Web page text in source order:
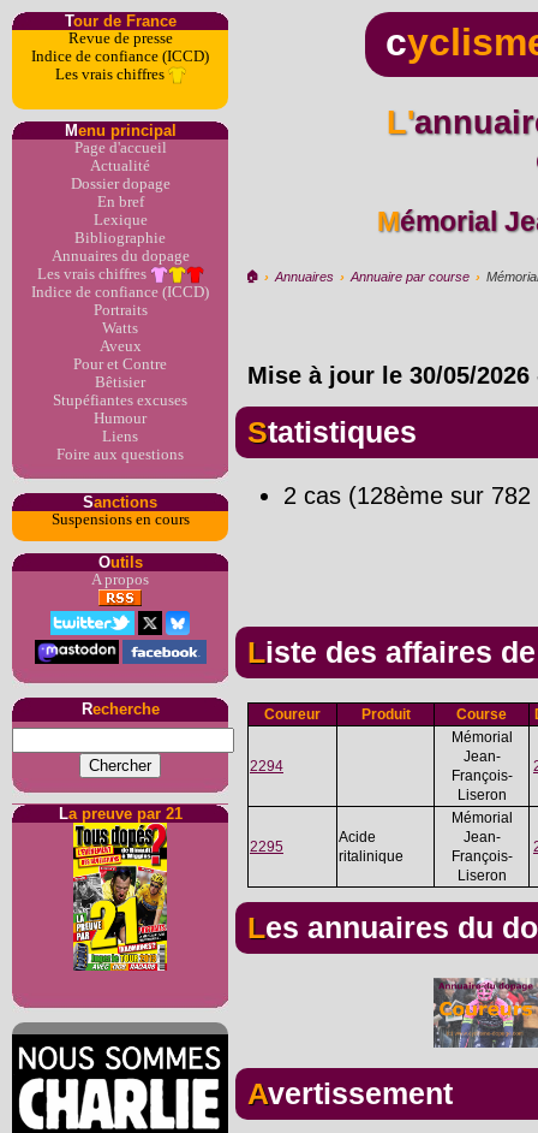
Tour de France
Revue de presse
Indice de confiance (ICCD)
Les vrais chiffres
Menu principal
Page d'accueil
Actualité
Dossier dopage
En bref
Lexique
Bibliographie
Annuaires du dopage
Les vrais chiffres
Indice de confiance (ICCD)
Portraits
Watts
Aveux
Pour et Contre
Bêtisier
Stupéfiantes excuses
Humour
Liens
Foire aux questions
Sanctions
Suspensions en cours
Outils
A propos
Recherche
La preuve par 21
c
L'annuaire du dopage par
Mémorial
🏠︎ › Annuaires › Annuaire par course ›
Mise à jour le 30/05/2026
Statistiques
2 cas (128ème sur 782
Liste des affaires
Coureur Produit Course
2294
Mémorial
Jean-
François-
Liseron
2295
Acide
ritalinique
Mémorial
Jean-
François-
Liseron
Les annuaires du
Avertissement